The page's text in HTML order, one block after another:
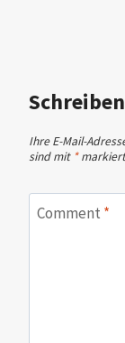
Ihre E-Mail-
sind mit *markiert
Comment *